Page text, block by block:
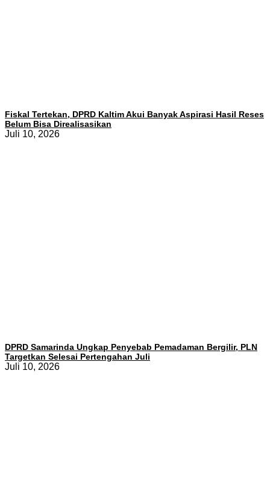
Fiskal Tertekan, DPRD Kaltim Akui Banyak Aspirasi Hasil Reses
Belum Bisa Direalisasikan
Juli 10, 2026
DPRD Samarinda Ungkap Penyebab Pemadaman Bergilir, PLN
Targetkan Selesai Pertengahan Juli
Juli 10, 2026